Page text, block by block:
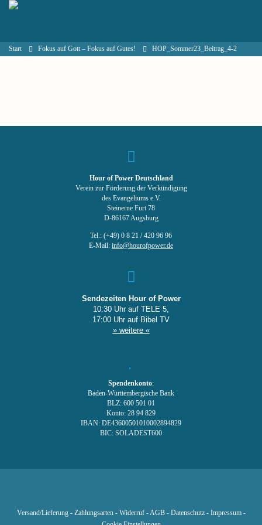
Start Fokus auf Gott – Fokus auf Gutes! HOP_Sommer23_Beitrag_4-2
Hour of Power Deutschland
Verein zur Förderung der Verkündigung
des Evangeliums e.V.
Steinerne Furt 78
D-86167 Augsburg
Tel.: (+49) 0 8 21 / 420 96 96
E-Mail: info@hourofpower.de
Sendezeiten Hour of Power
10:30 Uhr auf TELE 5,
17:00 Uhr auf Bibel TV
» weitere «
Spendenkonto:
Baden-Württembergische Bank
BLZ: 600 501 01
Konto: 28 94 829
IBAN: DE43600501010002894829
BIC: SOLADEST600
Versand/Lieferung- Zahlungsarten- Widerruf-AGB- Datenschutz- Impressum-